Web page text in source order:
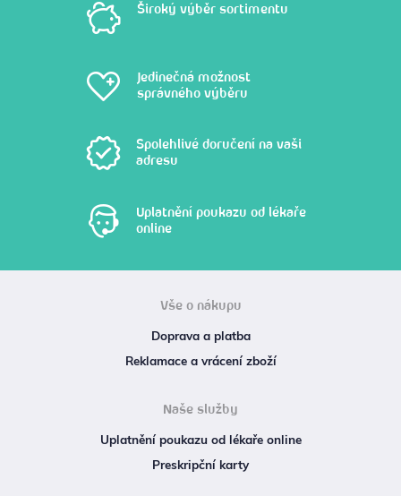
Široký výběr sortimentu
Jedinečná možnost
správného výběru
Spolehlivé doručení na vaši
adresu
Uplatnění poukazu od lékaře
online
Vše o nákupu
Doprava a platba
Reklamace a vrácení zboží
Naše služby
Uplatnění poukazu od lékaře online
Preskripční karty